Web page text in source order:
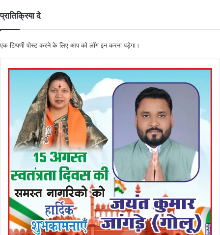
प्रातिक्रिया दे
एक टिप्पणी पोस्ट करने के लिए आप कोलॉग इनकरना पड़ेगा।